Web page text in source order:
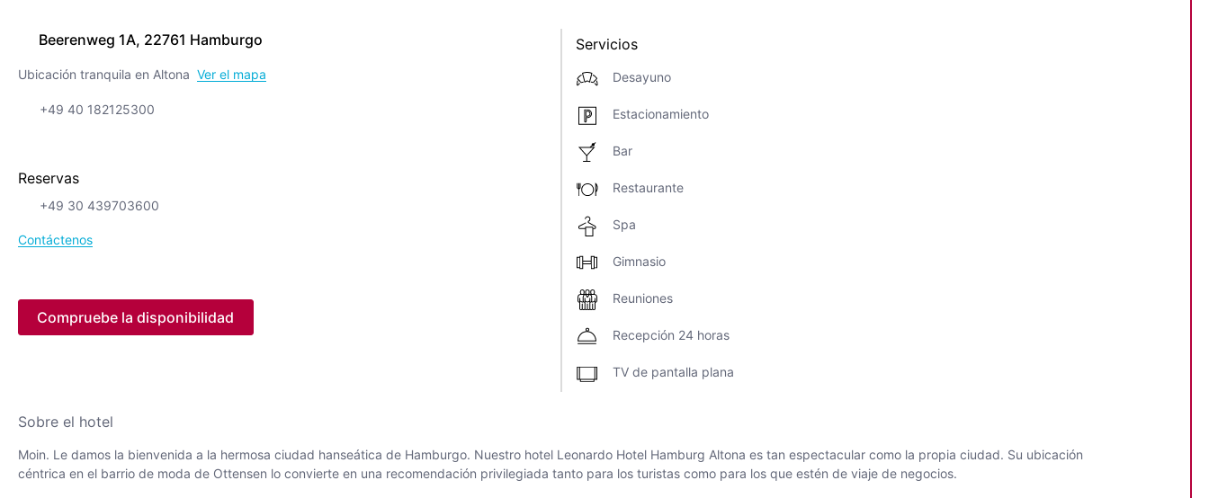
Beerenweg 1A, 22761 Hamburgo
Ubicación tranquila en Altona Ver el mapa
+49 40 182125300
Reservas
+49 30 439703600
Contáctenos
Compruebe la disponibilidad
Servicios
Desayuno
Estacionamiento
Bar
Restaurante
Spa
Gimnasio
Reuniones
Recepción 24 horas
TV de pantalla plana
Sobre el hotel
Moin. Le damos la bienvenida a la hermosa ciudad hanseática de Hamburgo. Nuestro hotel Leonardo Hotel Hamburg Altona es tan espectacular como la propia ciudad. Su ubicación
céntrica en el barrio de moda de Ottensen lo convierte en una recomendación privilegiada tanto para los turistas como para los que estén de viaje de negocios.